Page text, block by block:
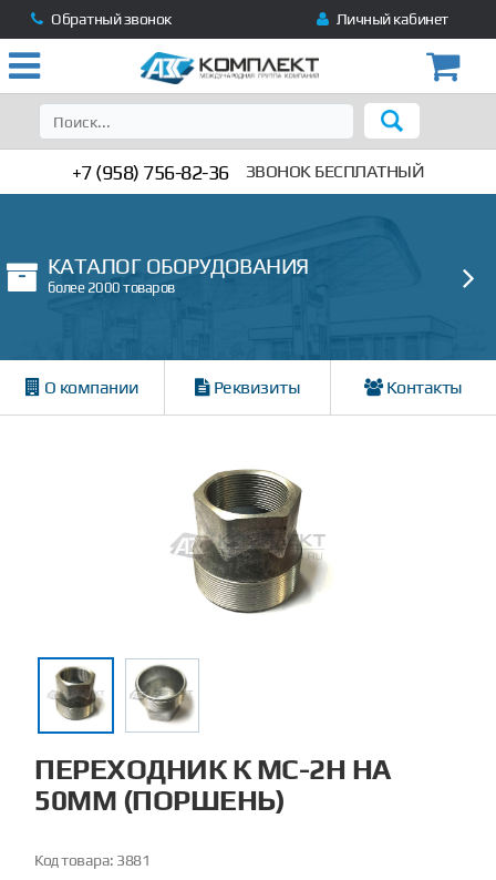
Обратный звонок Личный кабинет
+7 (958) 756-82-36 ЗВОНОК БЕСПЛАТНЫЙ
КАТАЛОГ ОБОРУДОВАНИЯ
более 2000 товаров
О компании Реквизиты Контакты
ПЕРЕХОДНИК К МС-2Н НА
50ММ (ПОРШЕНЬ)
Код товара: 3881